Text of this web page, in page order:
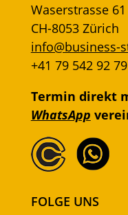
Waserstrasse 61
CH-8053 Zürich
info@business-
+41 79 542 92 79
Termin direkt
WhatsApp
FOLGE UNS